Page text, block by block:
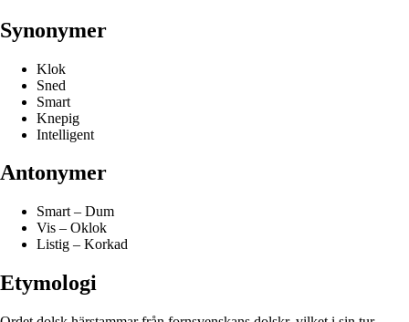
Synonymer
Klok
Sned
Smart
Knepig
Intelligent
Antonymer
Smart – Dum
Vis – Oklok
Listig – Korkad
Etymologi